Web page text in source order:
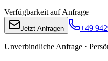
Verfügbarkeit auf Anfrage
Jetzt Anfragen +49
Unverbindliche Anfrage ·